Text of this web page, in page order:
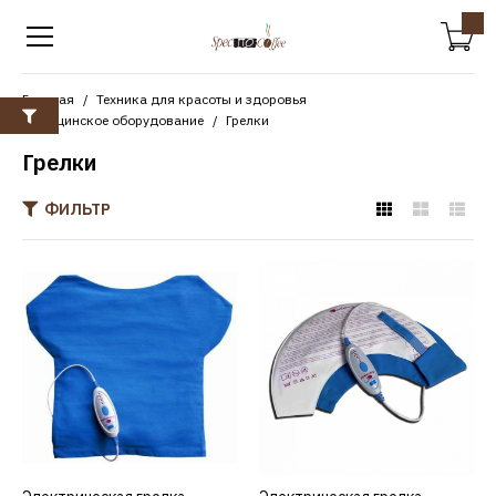
Главная
Техника для красоты и здоровья
Медицинское оборудование
Грелки
Грелки
ФИЛЬТР
PEKATHERM s40 для
спины
4870р.